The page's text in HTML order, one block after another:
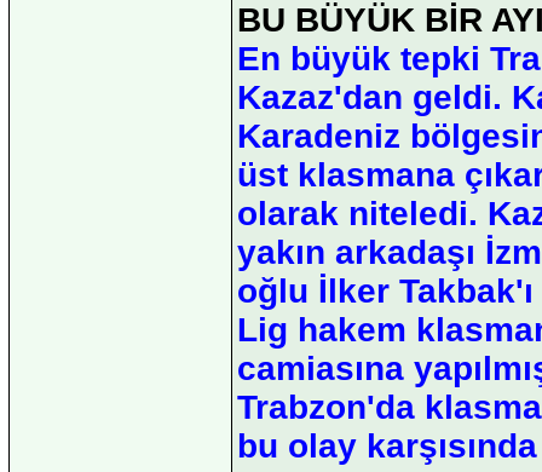
BU BÜYÜK BİR
En büyük tepki
Kazaz'dan geldi.
Karadeniz
üst klasmana
olarak niteledi.
yakın arkadaşı
oğlu İlker
Lig hakem
camiasına
Trabzon'da
bu olay